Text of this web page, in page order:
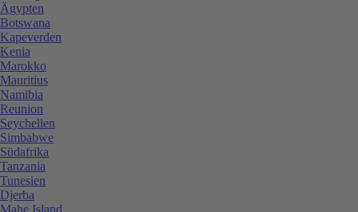
Ägypten
Botswana
Kapeverden
Kenia
Marokko
Mauritius
Namibia
Reunion
Seychellen
Simbabwe
Südafrika
Tanzania
Tunesien
Djerba
Mahe Island